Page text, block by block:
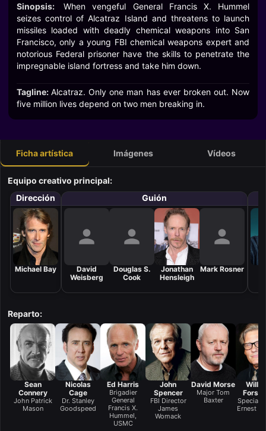
Sinopsis:
When vengeful General Francis X. Hummel
seizes control of Alcatraz Island and threatens to launch
missiles loaded with deadly chemical weapons into San
Francisco, only a young FBI chemical weapons expert and
notorious Federal prisoner have the skills to penetrate the
impregnable island fortress and take him down.
Tagline: Alcatraz. Only one man has ever broken out. Now
five million lives depend on two men breaking in.
Ficha artística Imágenes Vídeos
Equipo creativo principal:
Dirección
Michael Bay
Guión
David
Weisberg
Douglas S.
Cook
Jonathan
Hensleigh
Mark Rosner
Reparto:
Sean
Connery
John Patrick
Mason
Nicolas
Cage
Dr. Stanley
Goodspeed
Ed Harris
Brigadier
General
Francis X.
Hummel,
USMC
John
Spencer
FBI Director
James
Womack
David Morse
Major Tom
Baxter
Special
Ernest